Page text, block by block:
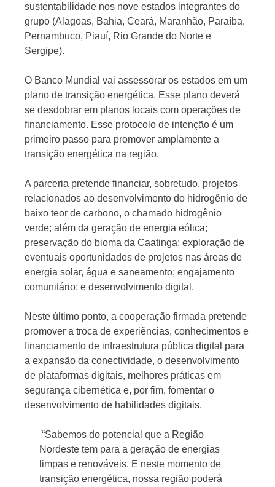
sustentabilidade nos nove estados integrantes do
grupo (Alagoas, Bahia, Ceará, Maranhão, Paraíba,
Pernambuco, Piauí, Rio Grande do Norte e
Sergipe).
O Banco Mundial vai assessorar os estados em um
plano de transição energética. Esse plano deverá
se desdobrar em planos locais com operações de
financiamento. Esse protocolo de intenção é um
primeiro passo para promover amplamente a
transição energética na região.
A parceria pretende financiar, sobretudo, projetos
relacionados ao desenvolvimento do hidrogênio de
baixo teor de carbono, o chamado hidrogênio
verde; além da geração de energia eólica;
preservação do bioma da Caatinga; exploração de
eventuais oportunidades de projetos nas áreas de
energia solar, água e saneamento; engajamento
comunitário; e desenvolvimento digital.
Neste último ponto, a cooperação firmada pretende
promover a troca de experiências, conhecimentos e
financiamento de infraestrutura pública digital para
a expansão da conectividade, o desenvolvimento
de plataformas digitais, melhores práticas em
segurança cibernética e, por fim, fomentar o
desenvolvimento de habilidades digitais.
“Sabemos do potencial que a Região
Nordeste tem para a geração de energias
limpas e renováveis. E neste momento de
transição energética, nossa região poderá